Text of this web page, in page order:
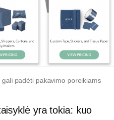
gali padėti pakavimo poreikiams
yra tokia: kuo